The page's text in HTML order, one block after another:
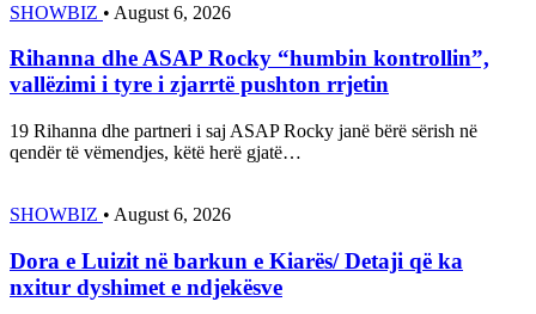
SHOWBIZ • August 6, 2026
Rihanna dhe ASAP Rocky “humbin kontrollin”,
vallëzimi i tyre i zjarrtë pushton rrjetin
19 Rihanna dhe partneri i saj ASAP Rocky janë bërë sërish në
qendër të vëmendjes, këtë herë gjatë…
SHOWBIZ • August 6, 2026
Dora e Luizit në barkun e Kiarës/ Detaji që ka
nxitur dyshimet e ndjekësve